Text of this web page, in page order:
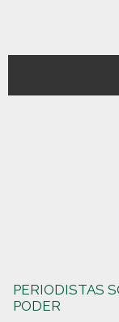
PERIODISTAS
PODER